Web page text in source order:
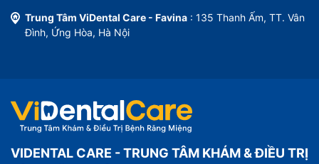
Trung Tâm ViDental Care - Favina : 135 Thanh Ấm, TT. Vân
Đình, Ứng Hòa, Hà Nội
VIDENTAL CARE - TRUNG TÂM KHÁM & ĐIỀU TRỊ